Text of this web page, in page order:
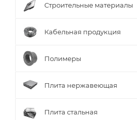
Строительные материалы
Кабельная продукция
Полимеры
Плита нержавеющая
Плита стальная